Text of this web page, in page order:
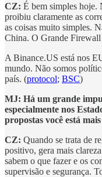
CZ: É bem simples hoje.
proibiu claramente as
as coisas muito simples.
China. O Grande
A Binance.US está nos
mundo. Não somos
país. (protocol; BSC)
MJ: Há um grande
especialmente nos
propostas você está
CZ: Quando se trata de
positivo, gera mais
sabem o que fazer e os
supervisão e segurança.